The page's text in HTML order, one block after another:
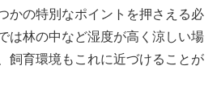
かの特別なポイントを押さえる必
は林の中など湿度が高く涼しい場
飼育環境もこれに近づけることが